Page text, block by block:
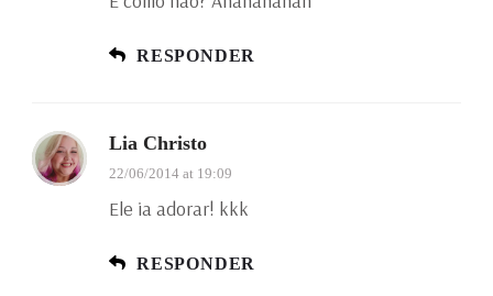
RESPONDER
Lia Christo
22/06/2014 at 19:09
Ele ia adorar! kkk
RESPONDER